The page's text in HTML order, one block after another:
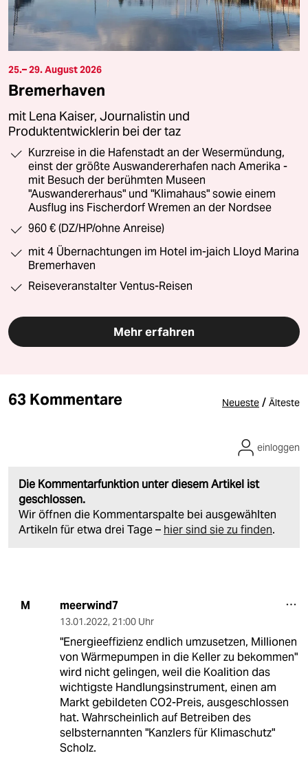
25.– 29. August 2026
Bremerhaven
mit Lena Kaiser, Journalistin und
Produktentwicklerin bei der taz
Kurzreise in die Hafenstadt an der Wesermündung,
einst der größte Auswandererhafen nach Amerika -
mit Besuch der berühmten Museen
"Auswandererhaus" und "Klimahaus" sowie einem
Ausflug ins Fischerdorf Wremen an der Nordsee
960 € (DZ/HP/ohne Anreise)
mit 4 Übernachtungen im Hotel im-jaich Lloyd Marina
Bremerhaven
Reiseveranstalter Ventus-Reisen
Mehr erfahren
63 Kommentare Neueste / Älteste
Die Kommentarfunktion unter diesem Artikel ist
geschlossen.
Wir öffnen die Kommentarspalte bei ausgewählten
Artikeln für etwa drei Tage – hier sind sie zu finden.
einloggen
M meerwind7
13.01.2022, 21:00 Uhr
"Energieeffizienz endlich umzusetzen, Millionen
von Wärmepumpen in die Keller zu bekommen"
wird nicht gelingen, weil die Koalition das
wichtigste Handlungsinstrument, einen am
Markt gebildeten CO2-Preis, ausgeschlossen
hat. Wahrscheinlich auf Betreiben des
selbsternannten "Kanzlers für Klimaschutz"
Scholz.